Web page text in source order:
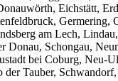
Eichstätt,
Germering,
am Lech,
Donau, Schongau,
bei Coburg, Neu-
der Tauber,